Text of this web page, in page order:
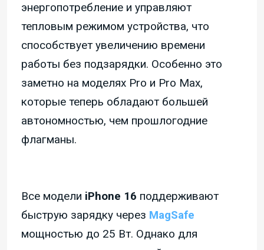
энергопотребление и управляют
тепловым режимом устройства, что
способствует увеличению времени
работы без подзарядки. Особенно это
заметно на моделях Pro и Pro Max,
которые теперь обладают большей
автономностью, чем прошлогодние
флагманы.
Все модели iPhone 16 поддерживают
быструю зарядку через MagSafe
мощностью до 25 Вт. Однако для